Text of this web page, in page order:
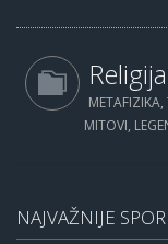
METAFIZIKA,
MITOVI,
NAJVAŽNIJE